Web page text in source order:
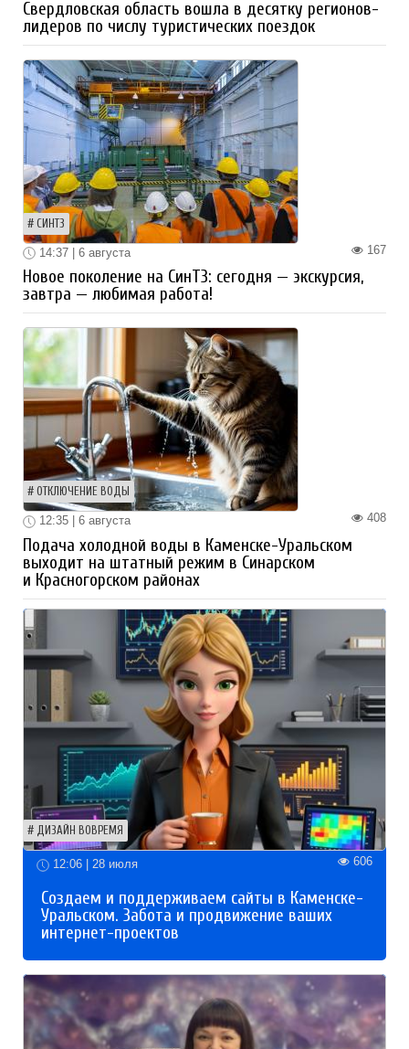
Свердловская область вошла в десятку регионов-
лидеров по числу туристических поездок
СИНТЗ
167
14:37 | 6 августа
Новое поколение на СинТЗ: сегодня — экскурсия,
завтра — любимая работа!
ОТКЛЮЧЕНИЕ ВОДЫ
408
12:35 | 6 августа
Подача холодной воды в Каменске-Уральском
выходит на штатный режим в Синарском
и Красногорском районах
ДИЗАЙН ВОВРЕМЯ
12:06 | 28 июля 606
Создаем и поддерживаем сайты в Каменске-
Уральском. Забота и продвижение ваших
интернет-проектов